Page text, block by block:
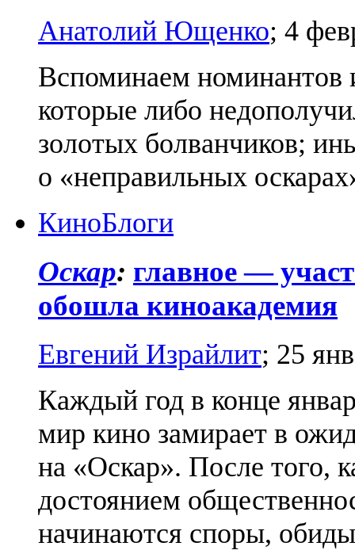
Анатолий Ющенко; 4
Вспоминаем номинантов
которые либо
золотых болванчиков;
о «неправильных
КиноБлоги
Оскар: главное —
обошла киноакадемия
Евгений Израйлит; 25
Каждый год в конце
мир кино замирает в
на «Оскар». После того,
достоянием
начинаются споры,